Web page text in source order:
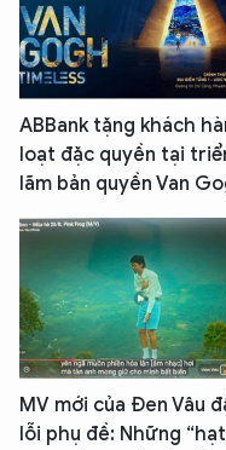
ABBank tặng khách
loạt đặc quyền tại
lãm bản quyền Van
MV mới của Đen Vâu
lỗi phụ đề: Những “hạt
XIN
TÔI LÀ
Hãy hỏi tôi
An Ninh Thủ